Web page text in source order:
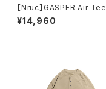
【Nruc】GASPER Air Tee
¥14,960